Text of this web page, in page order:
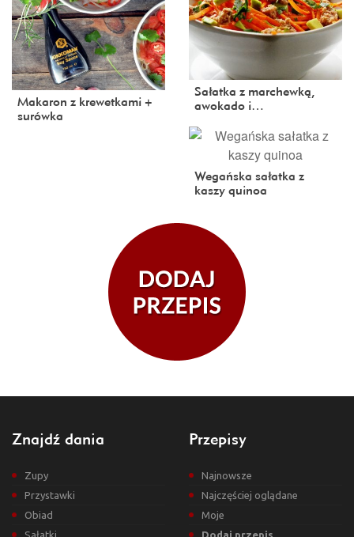
Makaron z krewetkami +
surówka
Sałatka z marchewką,
awokado i…
Wegańska sałatka z
kaszy quinoa
Znajdź dania
Zupy
Przystawki
Obiad
Sałatki
Przepisy
Najnowsze
Najczęściej oglądane
Moje
Dodaj przepis